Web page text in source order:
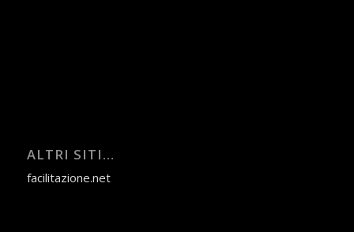
ALTRI SITI…
facilitazione.net